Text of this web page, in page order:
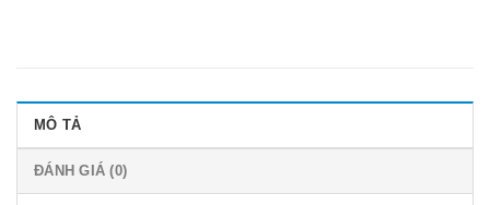
MÔ TẢ
ĐÁNH GIÁ (0)